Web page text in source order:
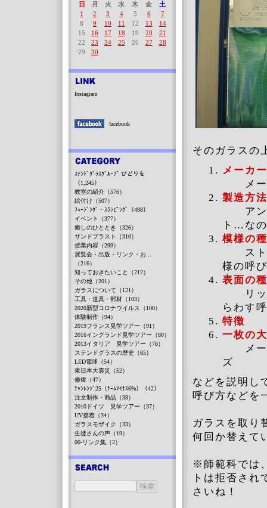
そのガラスの
メーカ
メー
製造方
アンテ
ト…な
模様の
ストリ
様の呼
表面の
リップ
らわす
特徴
一枚の
メーカ
ズ
などを説明し
呼び方などを
ガラスを取り
何回か替えて
※師範科では
トは拒否され
さいね！
日
月 火 水 木 金
土
1
2 3 4 5 6
7
8
9 10 11 12 13
14
15
16 17 18 19 20
21
22
23 24 25 26 27
28
29
30
Instagram
facebook
ｽﾃﾝﾄﾞｸﾞﾗｽｸﾞﾙｰﾌﾟ びどりを
（1,245）
教室の紹介（576）
絵付け（507）
ﾌｭｰｼﾞﾝｸﾞ・ｽﾗﾝﾋﾟﾝｸﾞ（498）
イベント（377）
癒しのひととき（326）
サンドブラスト（310）
授業内容（299）
展覧会・出版・リンク・お...
（216）
知っておきたいこと（212）
その他（201）
ガラスについて（121）
工具・道具・部材（103）
2020新型コロナウイルス（100）
体験制作（94）
2019フランス見学ツアー（91）
2016イングランド見学ツアー（80）
2013イタリア 見学ツアー（78）
ステンドグラスの歴史（65）
LED電球（54）
東日本大震災（52）
修復（47）
ﾁｬﾝﾚﾝｼﾞ25（ﾁｰﾑﾏｲﾅｽ6%）（42）
注文制作・商品（38）
2010ドイツ 見学ツアー（37）
UV接着（34）
ガラスモザイク（33）
生徒さんの声（19）
00-リンク集（2）